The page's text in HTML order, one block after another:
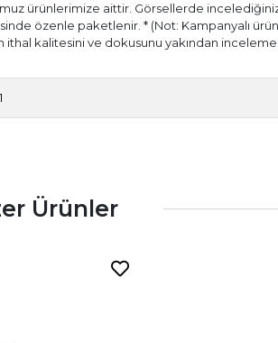
ürünlerimize aittir. Görsellerde
özenle paketlenir. * (Not: Kampanyalı
kalitesini ve dokusunu yakından
Ürünler